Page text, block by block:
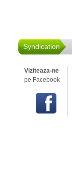
Syndication
Viziteaza-ne
pe Facebook